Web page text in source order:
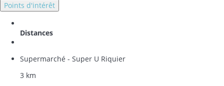
Points d'intérêt
Distances
Supermarché - Super U Riquier
3 km